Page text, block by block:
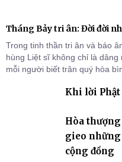
Tháng Bảy tri ân: Đời đời
Trong tinh thần tri ân và báo
hùng Liệt sĩ không chỉ là
mỗi người biết trân quý hòa
Khi lời Phật
Hòa
gieo
cộng đồng